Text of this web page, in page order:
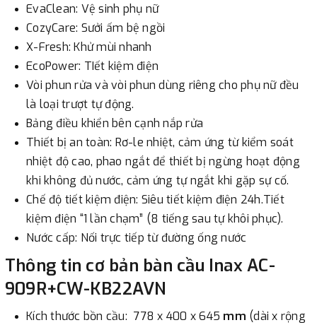
EvaClean: Vệ sinh phụ nữ
CozyCare: Sưởi ấm bệ ngồi
X-Fresh: Khử mùi nhanh
EcoPower: TIết kiệm điện
Vòi phun rửa và vòi phun dùng riêng cho phụ nữ đều
là loại trượt tự động.
Bảng điều khiển bên cạnh nắp rửa
Thiết bị an toàn: Rơ-le nhiệt, cảm ứng từ kiểm soát
nhiệt độ cao, phao ngắt để thiết bị ngừng hoạt động
khi không đủ nước, cảm ứng tự ngắt khi gặp sự cố.
Chế độ tiết kiệm điện: Siêu tiết kiệm điện 24h.Tiết
kiệm điện “1 lần chạm” (8 tiếng sau tự khôi phục).
Nước cấp: Nối trực tiếp từ đường ống nước
Thông tin cơ bản bàn cầu Inax AC-
909R+CW-KB22AVN
Kích thước bồn cầu: 778 x 400 x 645 mm (dài x rộng